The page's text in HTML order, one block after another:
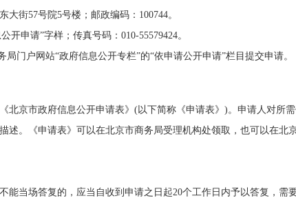
大街57号院5号楼；邮政编码：100744。
申请”字样；传真号码：010-55579424。
户网站“政府信息公开专栏”的“依申请公开申请”栏目提交申请。
京市政府信息公开申请表》(以下简称《申请表》)。申请人对所
述。《申请表》可以在北京市商务局受理机构处领取，也可以在北
当场答复的，应当自收到申请之日起20个工作日内予以答复，需